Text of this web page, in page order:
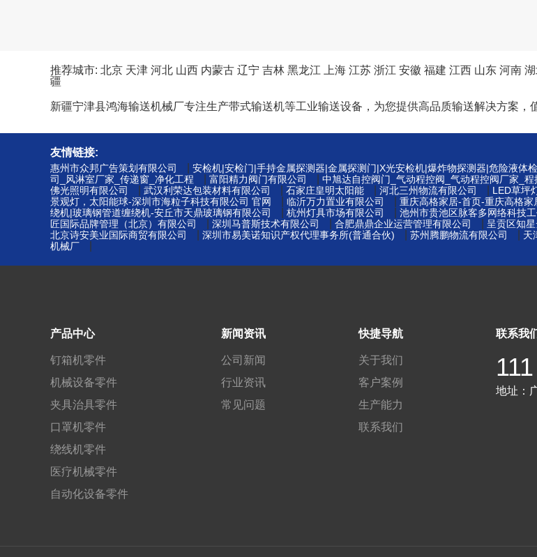
推荐城市: 北京 天津 河北 山西 内蒙古 辽宁 吉林 黑龙江 上海 江苏 浙江 安徽 福建 江西 山东 河南
疆
新疆宁津县鸿海输送机械厂专注生产带式输送机等工业输送设备，为您提供高品质输送解决方案，
友情链接:
惠州市众邦广告策划有限公司 安检机|安检门|手持金属探测器|金属探测门|X光安检机|爆炸物探测器|危险液体
司_风淋室厂家_传递窗_净化工程
富阳精力阀门有限公司 中旭达自控阀门_气动程控阀_气动程控阀厂家_
佛光照明有限公司
武汉利荣达包装材料有限公司 石家庄皇明太阳能 河北三州物流有限公司
LED草坪
景观灯，太阳能球-深圳市海粒子科技有限公司 官网
临沂万力置业有限公司 重庆高格家居-首页-重庆高格家
绕机|玻璃钢管道缠绕机-安丘市天鼎玻璃钢有限公司
杭州灯具市场有限公司 池州市贵池区脉客多网络科技
匠国际品牌管理（北京）有限公司
深圳马普斯技术有限公司 合肥鼎鼎企业运营管理有限公司 呈贡区知
北京诗安美业国际商贸有限公司 深圳市易美诺知识产权代理事务所(普通合伙) 苏州腾鹏物流有限公司 天
机械厂
产品中心
钉箱机零件
机械设备零件
夹具治具零件
口罩机零件
绕线机零件
医疗机械零件
自动化设备零件
新闻资讯
公司新闻
行业资讯
常见问题
快捷导航
关于我们
客户案例
生产能力
联系我们
联系我
地址：